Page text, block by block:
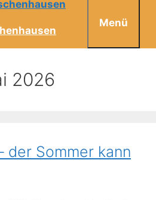
Menü
2026
der Sommer kann